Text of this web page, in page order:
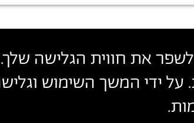
את חווית הגלישה
על ידי המשך השימוש
הכניסו כתובת מייל
ההצטרפות מהווה הסכמה למדיניות הפרטיותולתנאי השימוששל